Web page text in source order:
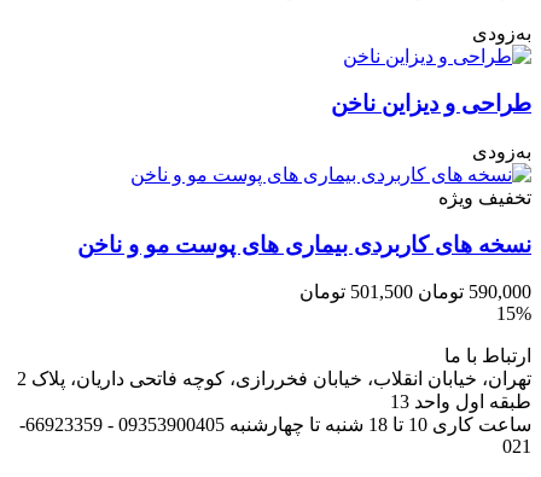
به‌زودی
طراحی و دیزاین ناخن
به‌زودی
تخفیف ویژه
نسخه های کاربردی بیماری های پوست مو و ناخن
590,000 تومان 501,500 تومان
15%
ارتباط با ما
تهران، خیابان انقلاب، خیابان فخررازی، کوچه فاتحی داریان، پلاک 2
طبقه اول واحد 13
ساعت کاری 10 تا 18 شنبه تا چهارشنبه 09353900405 - 66923359-
021